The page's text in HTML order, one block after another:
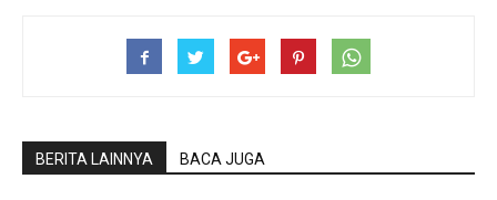
BERITA LAINNYA BACA JUGA